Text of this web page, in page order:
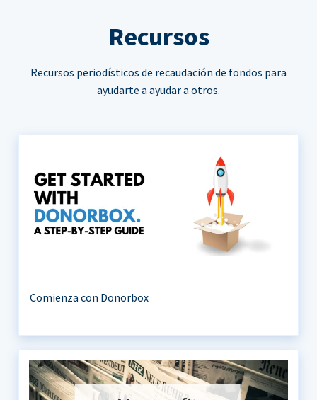
Recursos
Recursos periodísticos de recaudación de fondos para
ayudarte a ayudar a otros.
Comienza con Donorbox